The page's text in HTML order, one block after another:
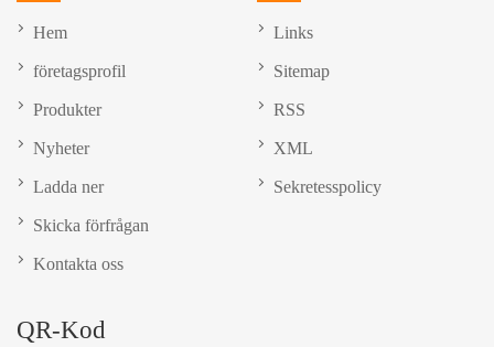
Hem
företagsprofil
Produkter
Nyheter
Ladda ner
Skicka förfrågan
Kontakta oss
Links
Sitemap
RSS
XML
Sekretesspolicy
QR-Kod